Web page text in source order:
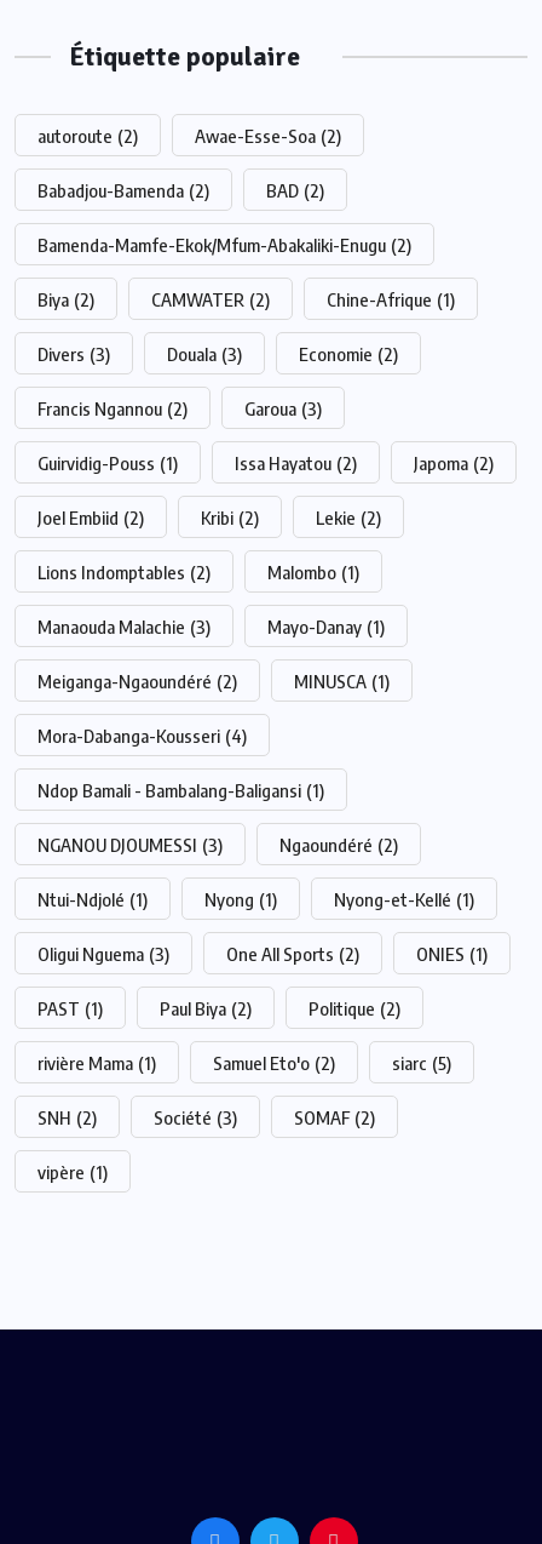
Étiquette populaire
autoroute (2) Awae-Esse-Soa (2)
Babadjou-Bamenda (2) BAD (2)
Bamenda-Mamfe-Ekok/Mfum-Abakaliki-Enugu (2)
Biya (2) CAMWATER (2) Chine-Afrique (1)
Divers (3) Douala (3) Economie (2)
Francis Ngannou (2) Garoua (3)
Guirvidig-Pouss (1) Issa Hayatou (2) Japoma (2)
Joel Embiid (2) Kribi (2) Lekie (2)
Lions Indomptables (2) Malombo (1)
Manaouda Malachie (3) Mayo-Danay (1)
Meiganga-Ngaoundéré (2) MINUSCA (1)
Mora-Dabanga-Kousseri (4)
Ndop Bamali - Bambalang-Baligansi (1)
NGANOU DJOUMESSI (3) Ngaoundéré (2)
Ntui-Ndjolé (1) Nyong (1) Nyong-et-Kellé (1)
Oligui Nguema (3) One All Sports (2) ONIES (1)
PAST (1) Paul Biya (2) Politique (2)
rivière Mama (1) Samuel Eto'o (2) siarc (5)
SNH (2) Société (3) SOMAF (2)
vipère (1)